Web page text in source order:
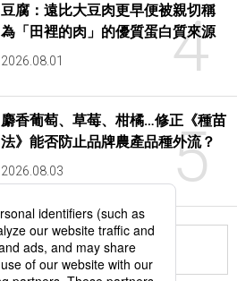
4
豆腐：遠比大豆肉更早便被親切稱
為「田裡的肉」的優質蛋白質來源
2026.08.01
5
麝香葡萄、草莓、柑橘…修正《種苗
法》能否防止品牌農產品種外流？
2026.08.03
更多